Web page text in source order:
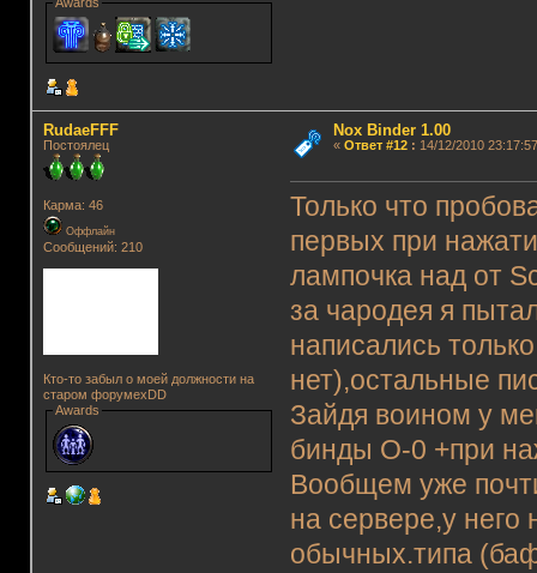
RudaeFFF
Постоялец
Карма: 46
Оффлайн
Сообщений: 210
Кто-то забыл о моей должности на
старом форумеxDD
Awards
Nox Binder 1.00
« Ответ #12: 14/12/2010
Только что
первых при
лампочка над от
за чародея я
написались
нет),остальные
Зайдя воином у
бинды О-0 +при
Вообщем уже
на сервере,у
обычных.типа